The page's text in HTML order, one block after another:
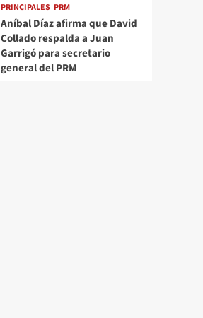
PRINCIPALES PRM
Aníbal Díaz afirma que David
Collado respalda a Juan
Garrigó para secretario
general del PRM